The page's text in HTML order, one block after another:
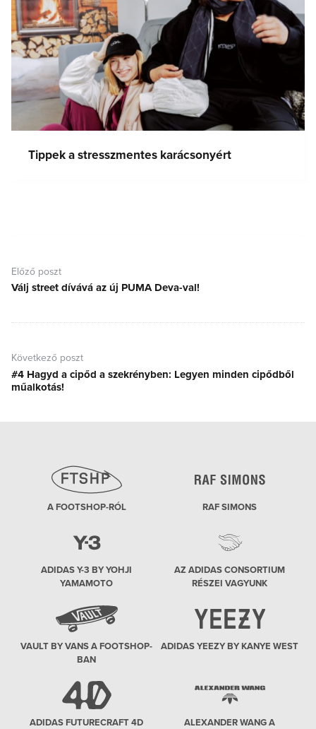
Tippek a stresszmentes karácsonyért
navigáció
Előző poszt
Előző
Válj street dívává az új PUMA Deva-val!
Következő poszt
Következő
poszt:
#4 Hagyd a cipőd a szekrényben: Legyen minden cipődből
műalkotás!
A FOOTSHOP-RÓL RAF SIMONS
ADIDAS Y-3 BY YOHJI
YAMAMOTO
AZ ADIDAS CONSORTIUM
RÉSZEI VAGYUNK
VAULT BY VANS A FOOTSHOP-
BAN
ADIDAS YEEZY BY KANYE WEST
ADIDAS FUTURECRAFT 4D
ALEXANDER WANG A